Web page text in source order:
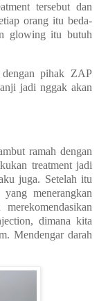
tersebut dan
orang itu beda-
glowing itu butuh
pihak ZAP
jadi nggak akan
ramah dengan
treatment jadi
juga. Setelah itu
menerangkan
dimana kita
Mendengar darah